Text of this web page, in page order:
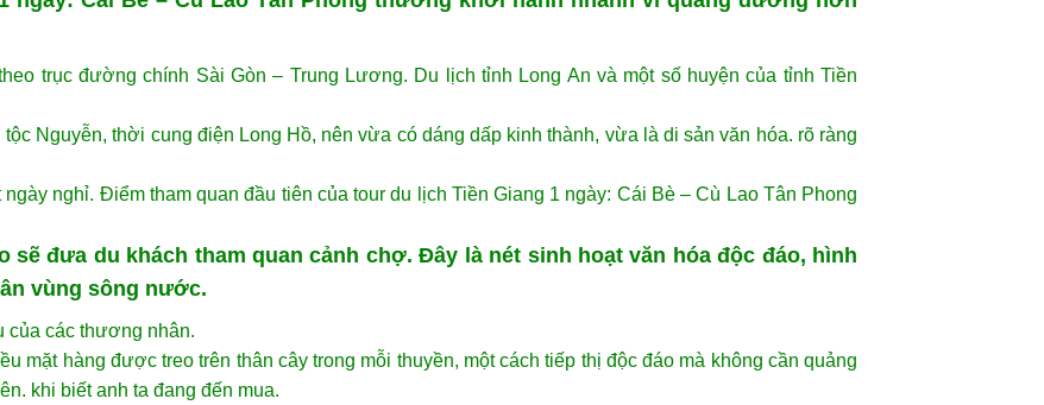
Bè – Cù Lao Tân Phong thích hợp cho đoàn dưới 40 người. Vì số lượng ít nên sẽ phù hợp hơn với
diện và khám phá, tìm hiểu nét độc đáo của văn hóa miệt vườn miền Tây sông nước.
quan Chợ nổi Cái Bè để tìm hiểu nét văn hóa của thuyền chài trên sông. Ngắm sông Tiền, chiêm
làng cổ Hòa Hiệp.
quanh làng, chèo xuồng, dạo vườn. Học cách nấu đồ bạc nam.
ngày: Cái Bè – Cù Lao Tân Phong thường khởi hành nhanh vì quãng đường hơn
trục đường chính Sài Gòn – Trung Lương. Du lịch tỉnh Long An và một số huyện của tỉnh Tiền
Nguyễn, thời cung điện Long Hồ, nên vừa có dáng dấp kinh thành, vừa là di sản văn hóa. rõ ràng
nghỉ. Điểm tham quan đầu tiên của tour du lịch Tiền Giang 1 ngày: Cái Bè – Cù Lao Tân Phong